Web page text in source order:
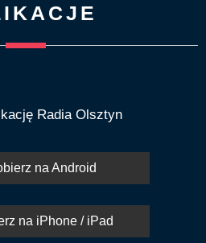
Radia Olsztyn
na Android
na iPhone / iPad